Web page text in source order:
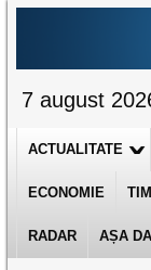
7 august
ACTUALITATE
ECONOMIE
RADAR AȘA